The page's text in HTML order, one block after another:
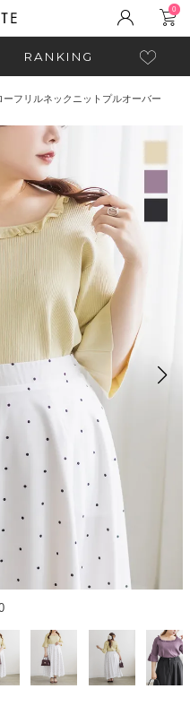
0
RANKING
フリルネックニットプルオーバー